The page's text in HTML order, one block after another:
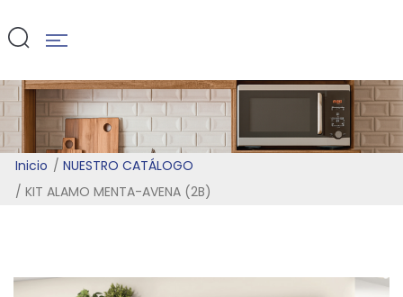
AVENA (2B)
Inicio
NUESTRO CATÁLOGO
KIT ALAMO MENTA-AVENA (2B)